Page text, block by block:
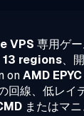
VPS 専用ゲ
13 regions、
onAMD EPYC
回線、低レイ
またはマ